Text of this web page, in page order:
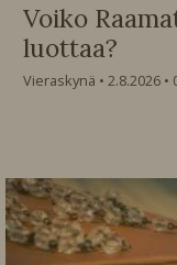
Voiko
luottaa?
Vieraskynä 2.8.2026